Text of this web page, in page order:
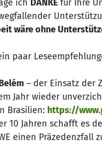
ich DANKE für Ihre
wäre ohne
paar
– der Einsatz der
Jahr wieder
Brasilien: https://
10 Jahren schafft es
einen Präzedenzfall